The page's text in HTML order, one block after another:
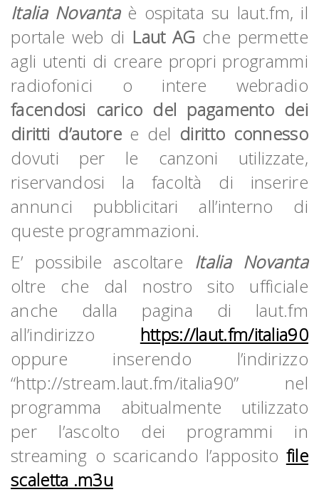
Italia Novantaè ospitata su laut.fm, il
portale web di Laut AG che permette
agli utenti di creare propri programmi
radiofonici o intere webradio
facendosi carico del pagamento dei
diritti d’autoree del diritto connesso
dovuti per le canzoni utilizzate,
riservandosi la facoltà di inserire
annunci pubblicitari all’interno di
queste programmazioni.
E’ possibile ascoltare Italia Novanta
oltre che dal nostro sito ufficiale
anche dalla pagina di laut.fm
all’indirizzo https://laut.fm/italia90
oppure inserendo l’indirizzo
“http://stream.laut.fm/italia90” nel
programma abitualmente utilizzato
per l’ascolto dei programmi in
streaming o scaricando l’apposito file
scaletta .m3u